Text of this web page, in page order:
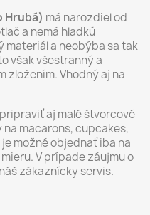
Hrubá) má narozdiel od
a nemá hladkú
a neobýba sa tak
však všestranný a
zložením. Vhodný aj na
aj malé štvorcové
macarons, cupcakes,
možné objednať iba na
V prípade záujmu o
zákaznícky servis.